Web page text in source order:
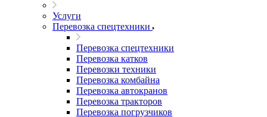
Услуги
Перевозка спецтехники
Перевозка спецтехники
Перевозка катков
Перевозки техники
Перевозка комбайна
Перевозка автокранов
Перевозка тракторов
Перевозка погрузчиков